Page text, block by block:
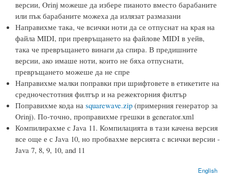
версии, Orinj можеше да избере пианото вместо барабаните
или пък барабаните можеха да излязат размазани
Направихме така, че всички ноти да се отпуснат на края на
файла MIDI, при превръщането на файлове MIDI в уейв,
така че превръщането винаги да спира. В предишните
версии, ако имаше ноти, които не бяха отпуснати,
превръщането можеше да не спре
Направихме малки поправки при шрифтовете в етикетите на
средночестотния филтър и на режекторния филтър
Поправихме кода на squarewave.zip (примерния генератор за
Orinj). По-точно, проправихме грешки в generator.xml
Компилирахме с Java 11. Компилацията в тази качена версия
все още е с Java 10, но пробвахме версията с всички версии -
Java 7, 8, 9, 10, and 11
English